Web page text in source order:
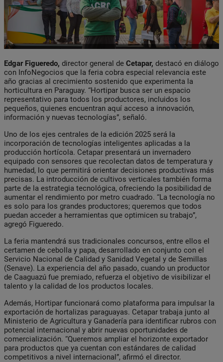
Edgar Figueredo, director general de Cetapar, destacó en diálogo
con InfoNegocios que la feria cobra especial relevancia este
año gracias al crecimiento sostenido que experimenta la
horticultura en Paraguay. “Hortipar busca ser un espacio
representativo para todos los productores, incluidos los
pequeños, quienes encuentran aquí acceso a innovación,
información y nuevas tecnologías”, señaló.
Uno de los ejes centrales de la edición 2025 será la
incorporación de tecnologías inteligentes aplicadas a la
producción hortícola. Cetapar presentará un invernadero
equipado con sensores que recolectan datos de temperatura y
humedad, lo que permitirá orientar decisiones productivas más
precisas. La introducción de cultivos verticales también forma
parte de la estrategia tecnológica, ofreciendo la posibilidad de
aumentar el rendimiento por metro cuadrado. “La tecnología no
es solo para los grandes productores; queremos que todos
puedan acceder a herramientas que optimicen su trabajo”,
agregó Figueredo.
La feria mantendrá sus tradicionales concursos, entre ellos el
certamen de cebolla y papa, desarrollado en conjunto con el
Servicio Nacional de Calidad y Sanidad Vegetal y de Semillas
(Senave). La experiencia del año pasado, cuando un productor
de Caaguazú fue premiado, refuerza el objetivo de visibilizar el
talento y la calidad de los productos locales.
Además, Hortipar funcionará como plataforma para impulsar la
exportación de hortalizas paraguayas. Cetapar trabaja junto al
Ministerio de Agricultura y Ganadería para identificar rubros con
potencial internacional y abrir nuevas oportunidades de
comercialización. “Queremos ampliar el horizonte exportador
para productos que ya cuentan con estándares de calidad
competitivos a nivel internacional”, afirmó el director.